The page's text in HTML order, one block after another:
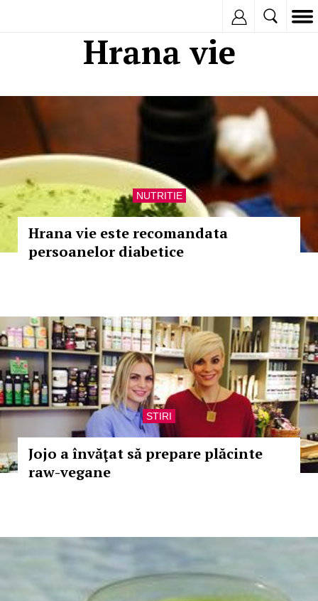
Hrana vie
NUTRITIE
Hrana vie este recomandata
persoanelor diabetice
STIRI
Jojo a învăţat să prepare plăcinte
raw-vegane